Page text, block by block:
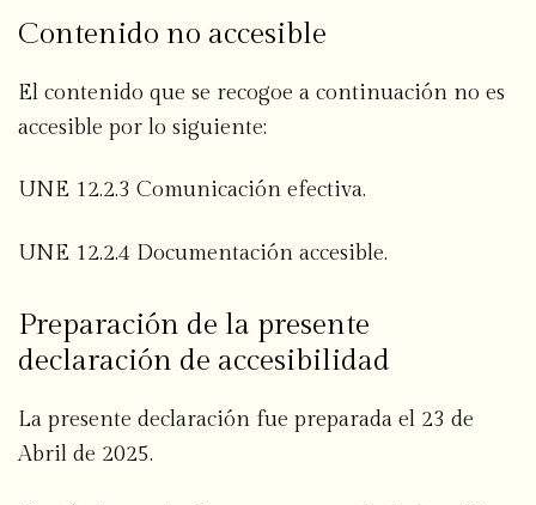
Contenido no accesible
El contenido que se recogoe a continuación no es
accesible por lo siguiente:
UNE 12.2.3 Comunicación efectiva.
UNE 12.2.4 Documentación accesible.
Preparación de la presente
declaración de accesibilidad
La presente declaración fue preparada el 23 de
Abril de 2025.